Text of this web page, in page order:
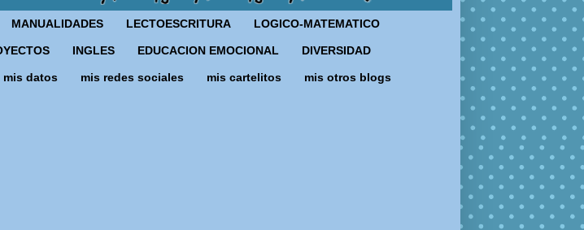
MANUALIDADES LECTOESCRITURA LOGICO-MATEMATICO
INGLES EDUCACION EMOCIONAL DIVERSIDAD
mis datos mis redes sociales mis cartelitos mis otros blogs